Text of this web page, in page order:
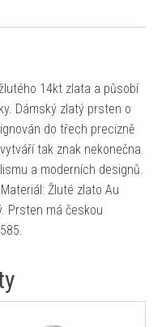
14kt zlata a působí
Dámský zlatý prsten o
do třech precizně
tak znak nekonečna.
a moderních designů.
Žluté zlato Au
Prsten má českou